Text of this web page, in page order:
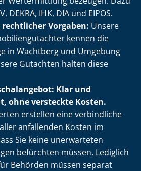
DEKRA, IHK, DIA und EIPOS.
Vorgaben: Unsere
kennen die
in Wachtberg und Umgebung
Gutachten halten diese
Klar und
ohne versteckte Kosten.
erstellen eine verbindliche
anfallenden Kosten im
Sie keine unerwarteten
befürchten müssen. Lediglich
Behörden müssen separat